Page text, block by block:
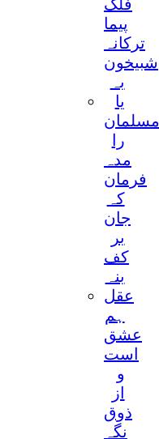
فلک
پیما
ترکانہ
شبیخون
بہ
یا
مسلمان
را
مدہ
فرمان
کہ
جان
بر
کف
بنہ
عقل
ہم
عشق
است
و
از
ذوق
نگہ